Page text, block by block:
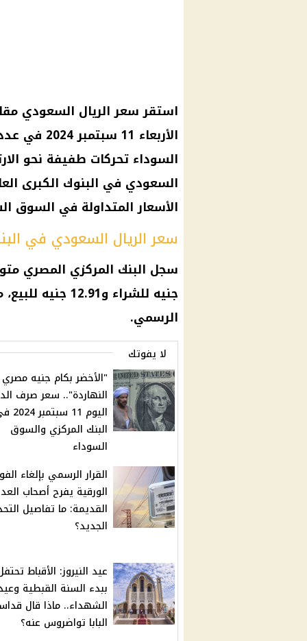
استقرسعر الريال السعودي
الأربعاء 11
سبتمبر2024 في عدد من
السوداء تحركات طفيفة نحو
السعودي في البنوك الكبرى
الأسعارالمتداولة في السوق
سعر الريال السعودي في
سجل البنك المركزي المصري
جنيه للشراء و12.91 جنيه للبيع، مما يعكس ثبات
الرسمي.
لا يفوتك
"الأخضر بكام جنيه مصري
النهاردة".. سعر صرف
اليوم 11
البنك المركزي والسوق
السوداء
القرار الرسمي بإلغاء
الورقية يفرح أصحاب
القديمة: ما تفاصيل
الجديد؟
عيد النيروز: الأقباط
ببدء السنة القبطية
الشهداء.. ماذا قال
البابا تواضروس عنه؟